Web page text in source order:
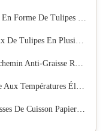
Décoratifs Pour Gâteaux De Mariage
Parfaits Pour La Cuisson À La Maison.
À La Chaleur Pâtisserie Base De Papier Plateaux
Non Collante, Doublure Jetable
Tulipes Emballage De Cupcake Pour La Fête De Noël